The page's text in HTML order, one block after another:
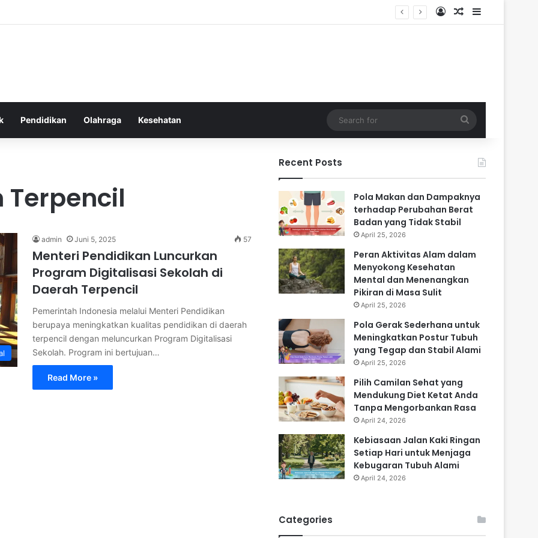
Log InRandom Article
Sidebar
Pendidikan Olahraga Kesehatan
for
Terpencil
admin Juni 5, 2025 57
Menteri Pendidikan Luncurkan
Program Digitalisasi Sekolah di
Daerah Terpencil
Pemerintah Indonesia melalui Menteri Pendidikan
berupaya meningkatkan kualitas pendidikan di daerah
terpencil dengan meluncurkan Program Digitalisasi
Sekolah. Program ini bertujuan…
Read More »
Recent Posts
Pola Makan dan Dampaknya
terhadap Perubahan Berat
Badan yang Tidak Stabil
April 25, 2026
Peran Aktivitas Alam dalam
Menyokong Kesehatan
Mental dan Menenangkan
Pikiran di Masa Sulit
April 25, 2026
Pola Gerak Sederhana untuk
Meningkatkan Postur Tubuh
yang Tegap dan Stabil Alami
April 25, 2026
Pilih Camilan Sehat yang
Mendukung Diet Ketat Anda
Tanpa Mengorbankan Rasa
April 24, 2026
Kebiasaan Jalan Kaki Ringan
Setiap Hari untuk Menjaga
Kebugaran Tubuh Alami
April 24, 2026
Categories